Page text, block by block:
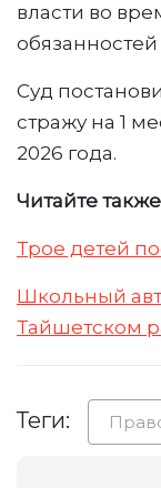
власти во
обязанностей
Суд
стражу на 1
2026 года.
Читайте
Трое детей
Школьный
Тайшетском
Теги: